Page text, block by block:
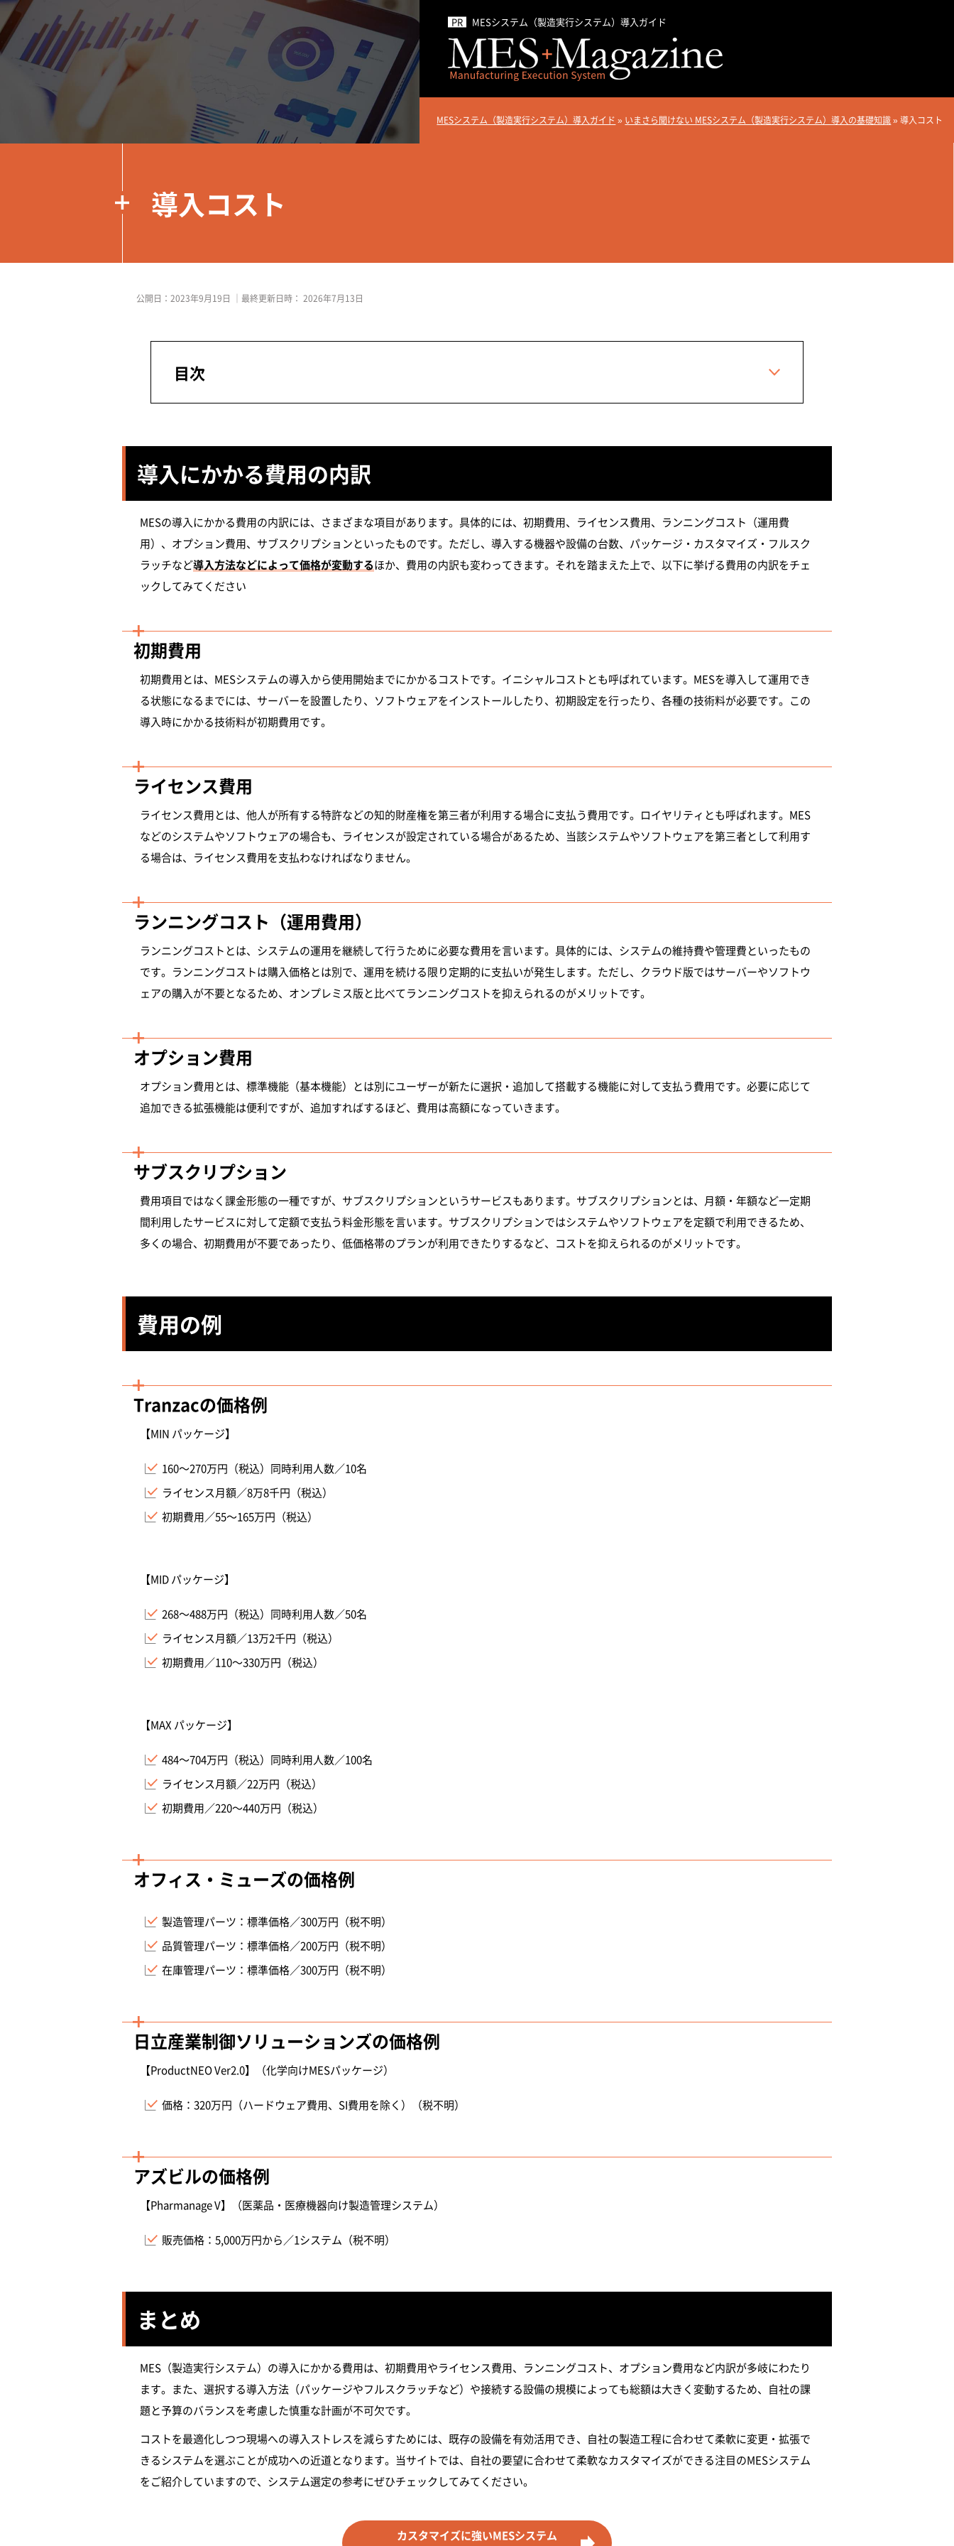
MESシステム（製造実行システム）導入ガイド
MESシステム（製造実行システム）導入ガイド » いまさら聞けない MESシステム（製造実行システム）導入の基礎知識»導入コスト
導入コスト
公開日： 2023年9月19日 ｜最終更新日時： 2026年7月13日
目次
導入にかかる費用の内訳
MESの導入にかかる費用の内訳には、さまざまな項目があります。具体的には、初期費用、ライセンス費用、ランニングコスト（運用費
用）、オプション費用、サブスクリプションといったものです。ただし、導入する機器や設備の台数、パッケージ・カスタマイズ・フルスク
ラッチなど導入方法などによって価格が変動するほか、費用の内訳も変わってきます。それを踏まえた上で、以下に挙げる費用の内訳をチェ
ックしてみてください
初期費用
初期費用とは、MESシステムの導入から使用開始までにかかるコストです。イニシャルコストとも呼ばれています。MESを導入して運用でき
る状態になるまでには、サーバーを設置したり、ソフトウェアをインストールしたり、初期設定を行ったり、各種の技術料が必要です。この
導入時にかかる技術料が初期費用です。
ライセンス費用
ライセンス費用とは、他人が所有する特許などの知的財産権を第三者が利用する場合に支払う費用です。ロイヤリティとも呼ばれます。MES
などのシステムやソフトウェアの場合も、ライセンスが設定されている場合があるため、当該システムやソフトウェアを第三者として利用す
る場合は、ライセンス費用を支払わなければなりません。
ランニングコスト（運用費用）
ランニングコストとは、システムの運用を継続して行うために必要な費用を言います。具体的には、システムの維持費や管理費といったもの
です。ランニングコストは購入価格とは別で、運用を続ける限り定期的に支払いが発生します。ただし、クラウド版ではサーバーやソフトウ
ェアの購入が不要となるため、オンプレミス版と比べてランニングコストを抑えられるのがメリットです。
オプション費用
オプション費用とは、標準機能（基本機能）とは別にユーザーが新たに選択・追加して搭載する機能に対して支払う費用です。必要に応じて
追加できる拡張機能は便利ですが、追加すればするほど、費用は高額になっていきます。
サブスクリプション
費用項目ではなく課金形態の一種ですが、サブスクリプションというサービスもあります。サブスクリプションとは、月額・年額など一定期
間利用したサービスに対して定額で支払う料金形態を言います。サブスクリプションではシステムやソフトウェアを定額で利用できるため、
多くの場合、初期費用が不要であったり、低価格帯のプランが利用できたりするなど、コストを抑えられるのがメリットです。
費用の例
Tranzacの価格例
【MIN パッケージ】
160～270万円（税込）同時利用人数／10名
ライセンス月額／8万8千円（税込）
初期費用／55～165万円（税込）
【MID パッケージ】
268～488万円（税込）同時利用人数／50名
ライセンス月額／13万2千円（税込）
初期費用／110～330万円（税込）
【MAX パッケージ】
484～704万円（税込）同時利用人数／100名
ライセンス月額／22万円（税込）
初期費用／220～440万円（税込）
オフィス・ミューズの価格例
製造管理パーツ：標準価格／300万円（税不明）
品質管理パーツ：標準価格／200万円（税不明）
在庫管理パーツ：標準価格／300万円（税不明）
日立産業制御ソリューションズの価格例
【ProductNEO Ver2.0】（化学向けMESパッケージ）
価格：320万円（ハードウェア費用、SI費用を除く）（税不明）
アズビルの価格例
【Pharmanage V】（医薬品・医療機器向け製造管理システム）
販売価格：5,000万円から／1システム（税不明）
まとめ
MES（製造実行システム）の導入にかかる費用は、初期費用やライセンス費用、ランニングコスト、オプション費用など内訳が多岐にわたり
ます。また、選択する導入方法（パッケージやフルスクラッチなど）や接続する設備の規模によっても総額は大きく変動するため、自社の課
題と予算のバランスを考慮した慎重な計画が不可欠です。
コストを最適化しつつ現場への導入ストレスを減らすためには、既存の設備を有効活用でき、自社の製造工程に合わせて柔軟に変更・拡張で
きるシステムを選ぶことが成功への近道となります。当サイトでは、自社の要望に合わせて柔軟なカスタマイズができる注目のMESシステム
をご紹介していますので、システム選定の参考にぜひチェックしてみてください。
カスタマイズに強いMESシステム